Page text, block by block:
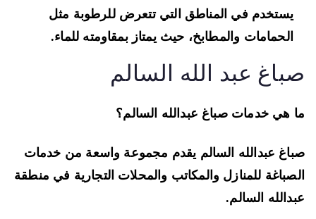
يستخدم في المناطق التي تتعرض للرطوبة مثل
الحمامات والمطابخ، حيث يمتاز بمقاومته للماء.
عبد الله السالم
هي خدمات صباغ عبدالله السالم؟
عبدالله السالم يقدم مجموعة واسعة من خدمات
للمنازل والمكاتب والمحلات التجارية في منطقة
السالم.